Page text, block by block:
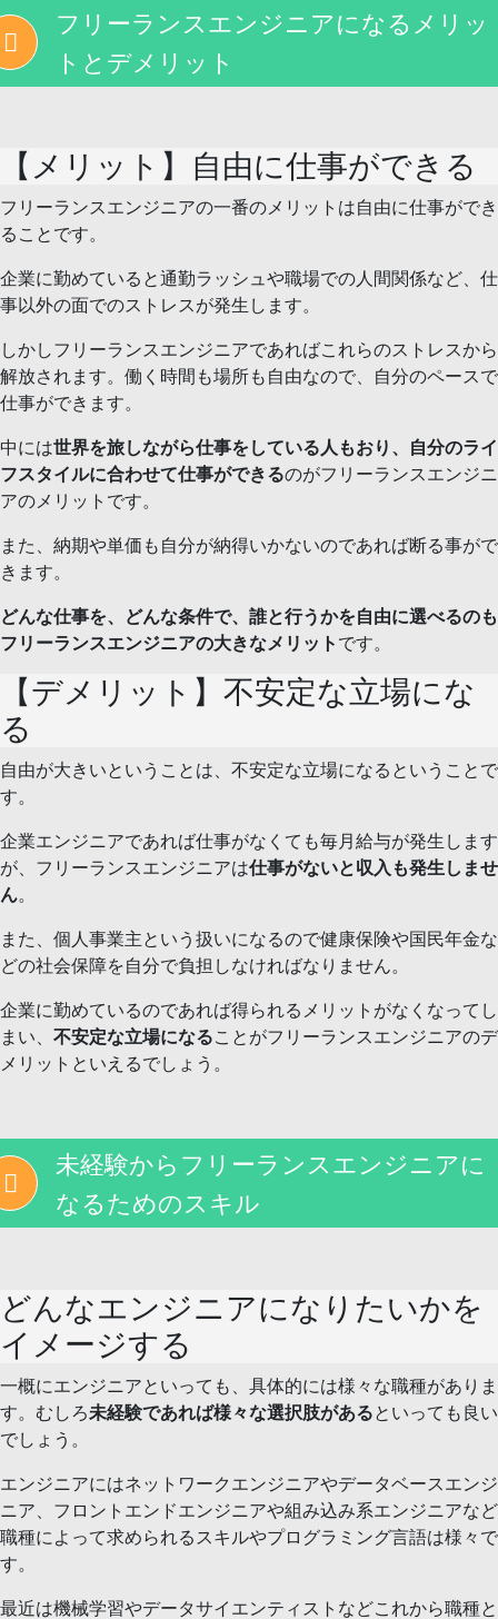
フリーランスエンジニアになるメリッ
トとデメリット
【メリット】自由に仕事ができる
フリーランスエンジニアの一番のメリットは自由に仕事ができ
ることです。
企業に勤めていると通勤ラッシュや職場での人間関係など、仕
事以外の面でのストレスが発生します。
しかしフリーランスエンジニアであればこれらのストレスから
解放されます。働く時間も場所も自由なので、自分のペースで
仕事ができます。
中には世界を旅しながら仕事をしている人もおり、自分のライ
フスタイルに合わせて仕事ができるのがフリーランスエンジニ
アのメリットです。
また、納期や単価も自分が納得いかないのであれば断る事がで
きます。
どんな仕事を、どんな条件で、誰と行うかを自由に選べるのも
フリーランスエンジニアの大きなメリット です。
【デメリット】不安定な立場にな
る
自由が大きいということは、不安定な立場になるということで
す。
企業エンジニアであれば仕事がなくても毎月給与が発生します
が、フリーランスエンジニアは仕事がないと収入も発生しませ
ん。
また、個人事業主という扱いになるので健康保険や国民年金な
どの社会保障を自分で負担しなければなりません。
企業に勤めているのであれば得られるメリットがなくなってし
まい、 不安定な立場になることがフリーランスエンジニアのデ
メリットといえるでしょう。
未経験からフリーランスエンジニアに
なるためのスキル
どんなエンジニアになりたいかを
イメージする
一概にエンジニアといっても、具体的には様々な職種がありま
す。むしろ未経験であれば様々な選択肢があるといっても良い
でしょう。
エンジニアにはネットワークエンジニアやデータベースエンジ
ニア、フロントエンドエンジニアや組み込み系エンジニアなど
職種によって求められるスキルやプログラミング言語は様々で
す。
最近は機械学習やデータサイエンティストなどこれから職種と